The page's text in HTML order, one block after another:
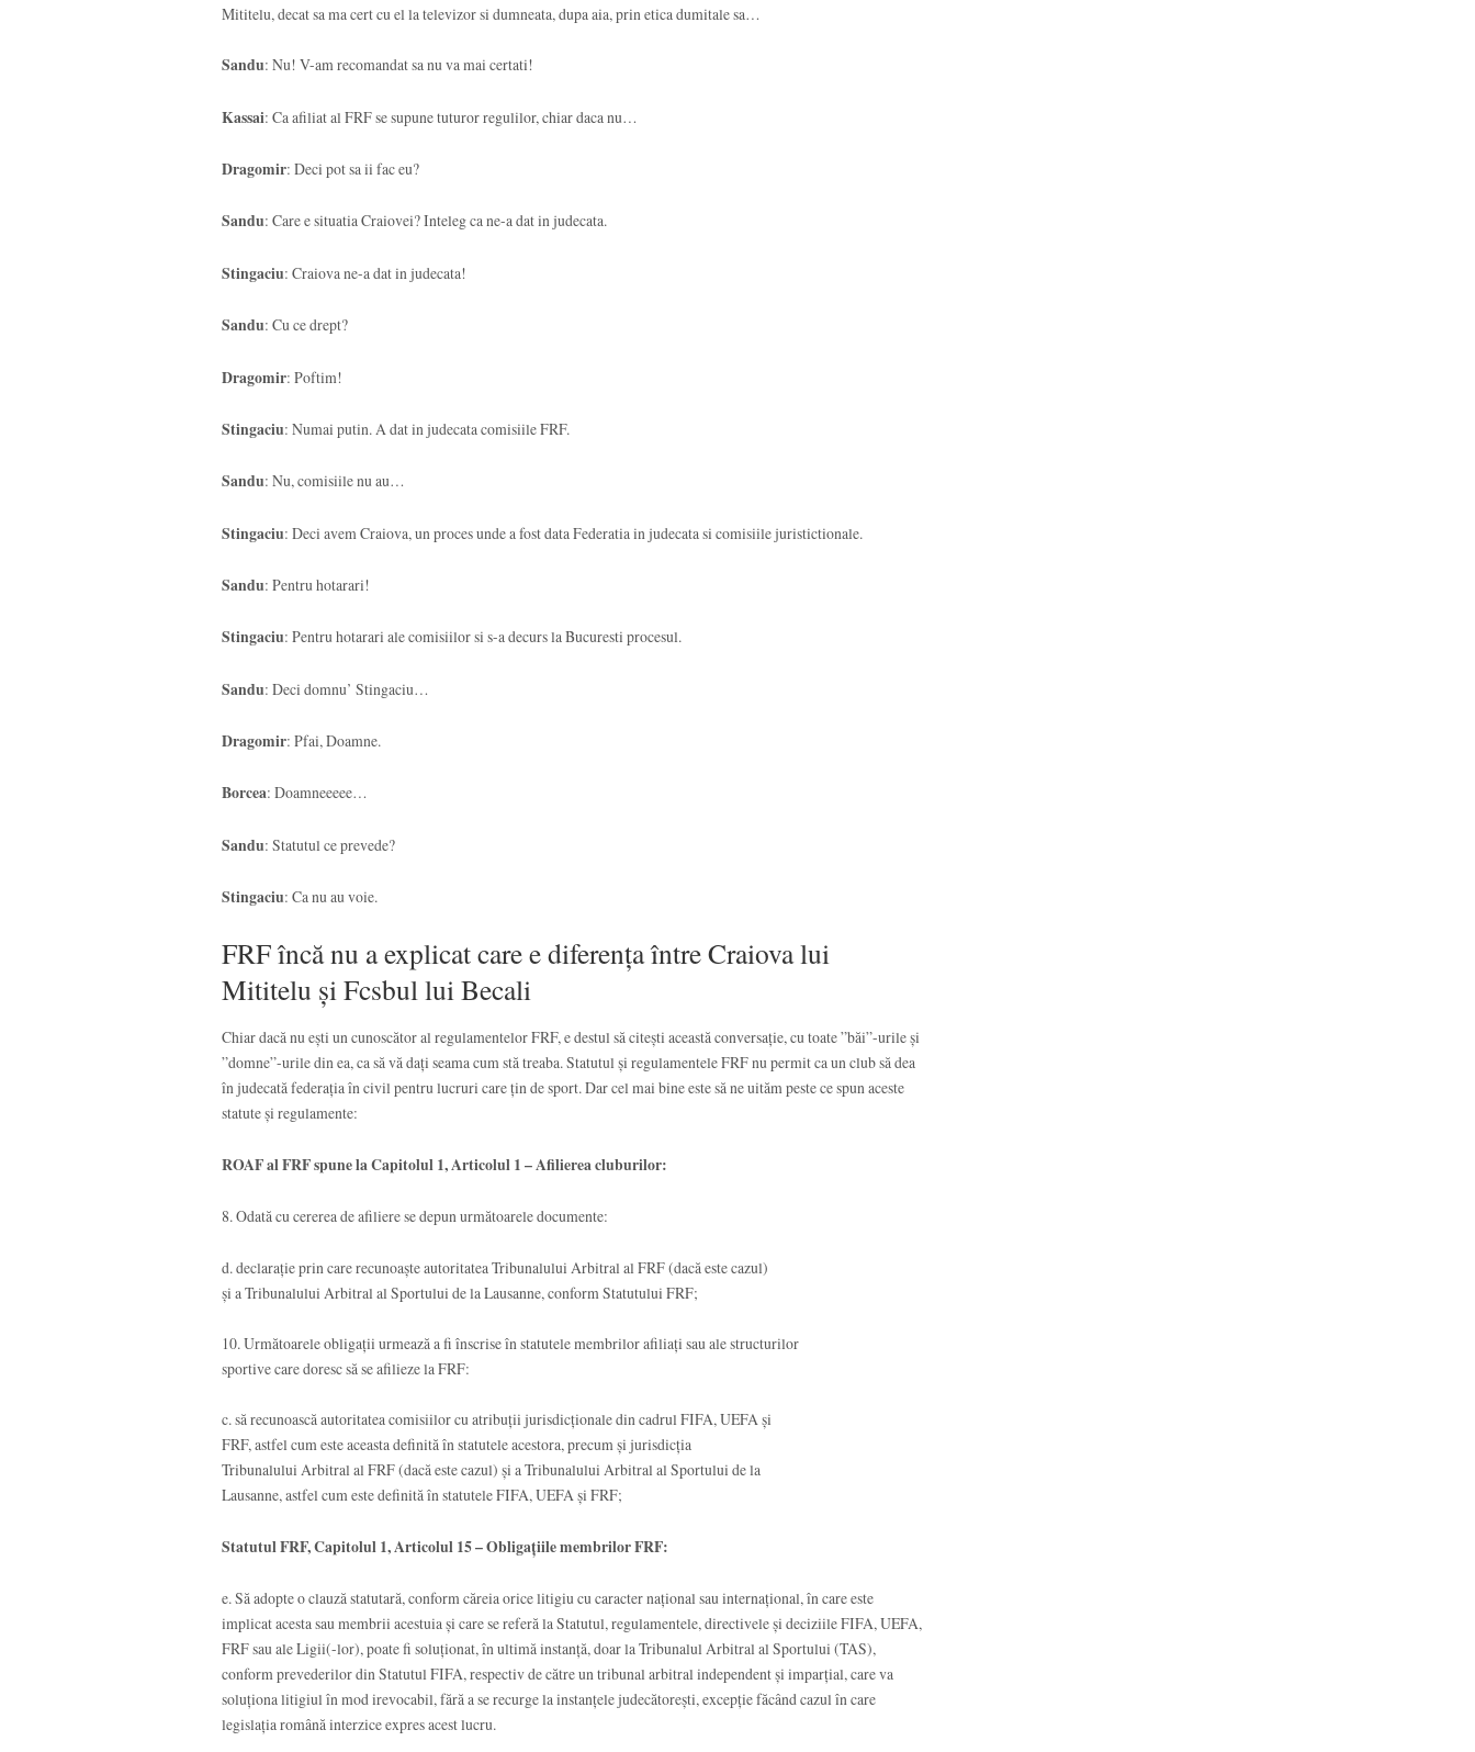
Mititelu, decat sa ma cert cu el la televizor si dumneata, dupa aia, prin etica dumitale sa…
Sandu: Nu! V-am recomandat sa nu va mai certati!
Kassai: Ca afiliat al FRF se supune tuturor regulilor, chiar daca nu…
Dragomir: Deci pot sa ii fac eu?
Sandu: Care e situatia Craiovei? Inteleg ca ne-a dat in judecata.
Stingaciu: Craiova ne-a dat in judecata!
Sandu: Cu ce drept?
Dragomir: Poftim!
Stingaciu: Numai putin. A dat in judecata comisiile FRF.
Sandu: Nu, comisiile nu au…
Stingaciu: Deci avem Craiova, un proces unde a fost data Federatia in judecata si comisiile juristictionale.
Sandu: Pentru hotarari!
Stingaciu: Pentru hotarari ale comisiilor si s-a decurs la Bucuresti procesul.
Sandu: Deci domnu’ Stingaciu…
Dragomir: Pfai, Doamne.
Borcea: Doamneeeee…
Sandu: Statutul ce prevede?
Stingaciu: Ca nu au voie.
FRF încă nu a explicat care e diferența între Craiova lui
Mititelu și Fcsbul lui Becali
Chiar dacă nu ești un cunoscător al regulamentelor FRF, e destul să citești această conversație, cu toate ”băi”-urile și
”domne”-urile din ea, ca să vă dați seama cum stă treaba. Statutul și regulamentele FRF nu permit ca un club să dea
în judecată federația în civil pentru lucruri care țin de sport. Dar cel mai bine este să ne uităm peste ce spun aceste
statute și regulamente:
ROAF al FRF spune la Capitolul 1, Articolul 1 – Afilierea cluburilor:
8. Odată cu cererea de afiliere se depun următoarele documente:
d. declaraţie prin care recunoaşte autoritatea Tribunalului Arbitral al FRF (dacă este cazul)
şi a Tribunalului Arbitral al Sportului de la Lausanne, conform Statutului FRF;
10. Următoarele obligaţii urmează a fi înscrise în statutele membrilor afiliaţi sau ale structurilor
sportive care doresc să se afilieze la FRF:
c. să recunoască autoritatea comisiilor cu atribuţii jurisdicţionale din cadrul FIFA, UEFA şi
FRF, astfel cum este aceasta definită în statutele acestora, precum şi jurisdicţia
Tribunalului Arbitral al FRF (dacă este cazul) și a Tribunalului Arbitral al Sportului de la
Lausanne, astfel cum este definită în statutele FIFA, UEFA şi FRF;
Statutul FRF, Capitolul 1, Articolul 15 – Obligațiile membrilor FRF:
e. Să adopte o clauză statutară, conform căreia orice litigiu cu caracter național sau internațional, în care este
implicat acesta sau membrii acestuia și care se referă la Statutul, regulamentele, directivele și deciziile FIFA, UEFA,
FRF sau ale Ligii(-lor), poate fi soluționat, în ultimă instanță, doar la Tribunalul Arbitral al Sportului (TAS),
conform prevederilor din Statutul FIFA, respectiv de către un tribunal arbitral independent și imparțial, care va
soluționa litigiul în mod irevocabil, fără a se recurge la instanțele judecătorești, excepție făcând cazul în care
legislația română interzice expres acest lucru.